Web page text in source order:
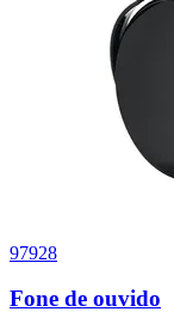
97928
Fone de ouvido